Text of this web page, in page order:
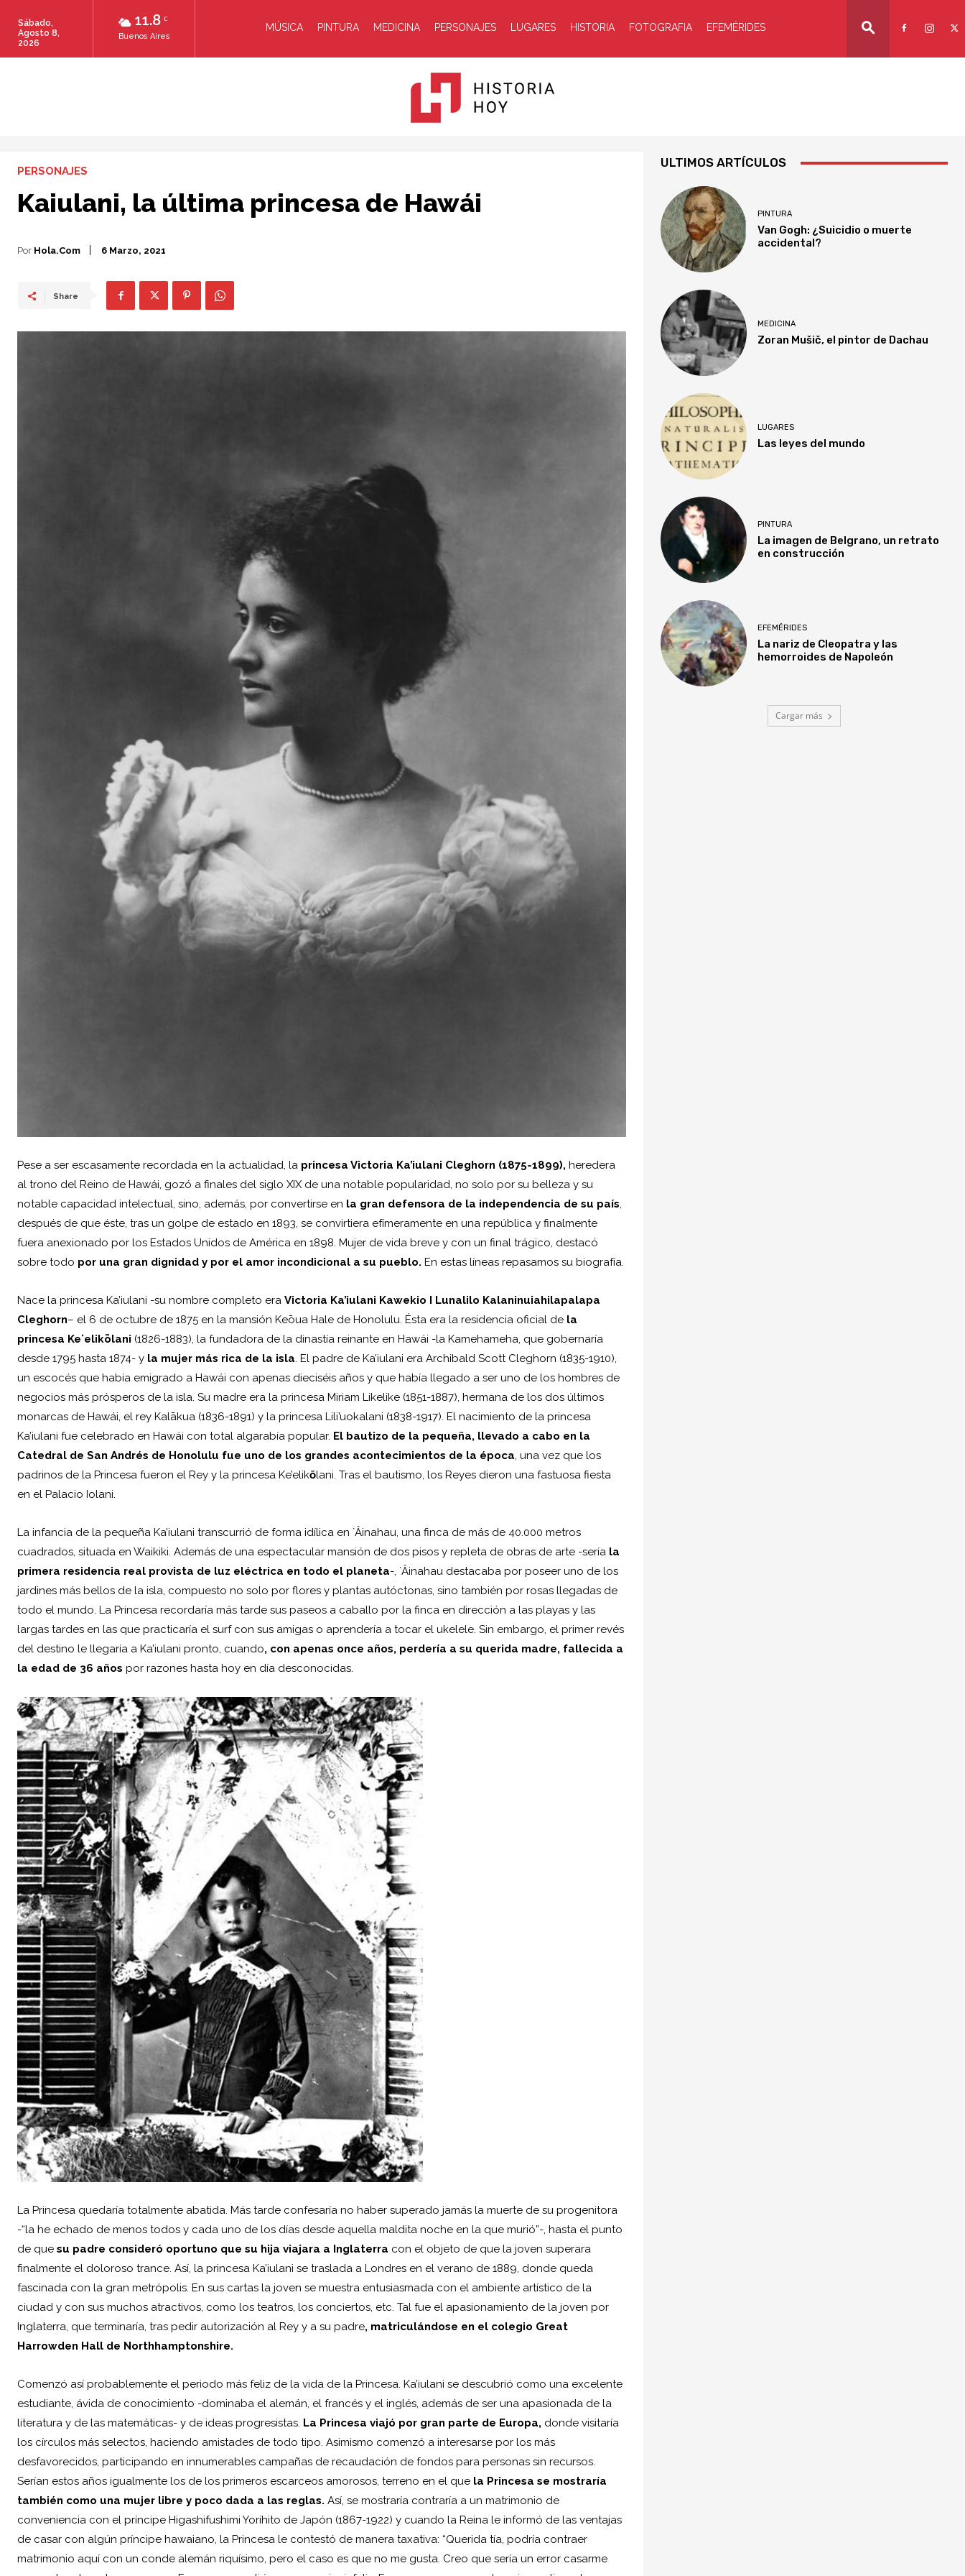
11.8 C
Buenos Aires
Sábado,
Agosto 8,
2026
MÚSICA PINTURA MEDICINA PERSONAJES LUGARES HISTORIA FOTOGRAFIA EFEMÉRIDES
PERSONAJES
Kaiulani, la última princesa de Hawái
Por Hola.com 6 Marzo, 2021
Share
Pese a ser escasamente recordada en la actualidad, la princesa Victoria Ka’iulani Cleghorn (1875-1899), heredera
al trono del Reino de Hawái, gozó a finales del siglo XIX de una notable popularidad, no solo por su belleza y su
notable capacidad intelectual, sino, además, por convertirse en la gran defensora de la independencia de su país,
después de que éste, tras un golpe de estado en 1893, se convirtiera efímeramente en una república y finalmente
fuera anexionado por los Estados Unidos de América en 1898. Mujer de vida breve y con un final trágico, destacó
sobre todo por una gran dignidad y por el amor incondicional a su pueblo. En estas líneas repasamos su biografía.
Nace la princesa Ka’iulani -su nombre completo era Victoria Ka’iulani Kawekio I Lunalilo Kalaninuiahilapalapa
Cleghorn– el 6 de octubre de 1875 en la mansión Keōua Hale de Honolulu. Ésta era la residencia oficial de la
princesa Keʻelikōlani (1826-1883), la fundadora de la dinastía reinante en Hawái -la Kamehameha, que gobernaría
desde 1795 hasta 1874- y la mujer más rica de la isla. El padre de Ka’iulani era Archibald Scott Cleghorn (1835-1910),
un escocés que había emigrado a Hawái con apenas dieciséis años y que había llegado a ser uno de los hombres de
negocios más prósperos de la isla. Su madre era la princesa Miriam Likelike (1851-1887), hermana de los dos últimos
monarcas de Hawái, el rey Kalākua (1836-1891) y la princesa Lili’uokalani (1838-1917). El nacimiento de la princesa
Ka’iulani fue celebrado en Hawái con total algarabía popular. El bautizo de la pequeña, llevado a cabo en la
Catedral de San Andrés de Honolulu fue uno de los grandes acontecimientos de la época, una vez que los
padrinos de la Princesa fueron el Rey y la princesa Ke’elikōlani. Tras el bautismo, los Reyes dieron una fastuosa fiesta
en el Palacio Iolani.
La infancia de la pequeña Ka’iulani transcurrió de forma idílica en `Âinahau, una finca de más de 40.000 metros
cuadrados, situada en Waikiki. Además de una espectacular mansión de dos pisos y repleta de obras de arte -sería la
primera residencia real provista de luz eléctrica en todo el planeta-, `Âinahau destacaba por poseer uno de los
jardines más bellos de la isla, compuesto no solo por flores y plantas autóctonas, sino también por rosas llegadas de
todo el mundo. La Princesa recordaría más tarde sus paseos a caballo por la finca en dirección a las playas y las
largas tardes en las que practicaría el surf con sus amigas o aprendería a tocar el ukelele. Sin embargo, el primer revés
del destino le llegaría a Ka’iulani pronto, cuando, con apenas once años, perdería a su querida madre, fallecida a
la edad de 36 años por razones hasta hoy en día desconocidas.
La Princesa quedaría totalmente abatida. Más tarde confesaría no haber superado jamás la muerte de su progenitora
-“la he echado de menos todos y cada uno de los días desde aquella maldita noche en la que murió”-, hasta el punto
de que su padre consideró oportuno que su hija viajara a Inglaterra con el objeto de que la joven superara
finalmente el doloroso trance. Así, la princesa Ka’iulani se traslada a Londres en el verano de 1889, donde queda
fascinada con la gran metrópolis. En sus cartas la joven se muestra entusiasmada con el ambiente artístico de la
ciudad y con sus muchos atractivos, como los teatros, los conciertos, etc. Tal fue el apasionamiento de la joven por
Inglaterra, que terminaría, tras pedir autorización al Rey y a su padre, matriculándose en el colegio Great
Harrowden Hall de Northhamptonshire.
Comenzó así probablemente el periodo más feliz de la vida de la Princesa. Ka’iulani se descubrió como una excelente
estudiante, ávida de conocimiento -dominaba el alemán, el francés y el inglés, además de ser una apasionada de la
literatura y de las matemáticas- y de ideas progresistas. La Princesa viajó por gran parte de Europa, donde visitaría
los círculos más selectos, haciendo amistades de todo tipo. Asimismo comenzó a interesarse por los más
desfavorecidos, participando en innumerables campañas de recaudación de fondos para personas sin recursos.
Serían estos años igualmente los de los primeros escarceos amorosos, terreno en el que la Princesa se mostraría
también como una mujer libre y poco dada a las reglas. Así, se mostraría contraría a un matrimonio de
conveniencia con el príncipe Higashifushimi Yorihito de Japón (1867-1922) y cuando la Reina le informó de las ventajas
de casar con algún príncipe hawaiano, la Princesa le contestó de manera taxativa: “Querida tía, podría contraer
matrimonio aquí con un conde alemán riquísimo, pero el caso es que no me gusta. Creo que sería un error casarme
ULTIMOS ARTÍCULOS
PINTURA
Van Gogh: ¿Suicidio o muerte
accidental?
MEDICINA
Zoran Mušič, el pintor de Dachau
LUGARES
Las leyes del mundo
PINTURA
La imagen de Belgrano, un retrato
en construcción
EFEMÉRIDES
La nariz de Cleopatra y las
hemorroides de Napoleón
Cargar más